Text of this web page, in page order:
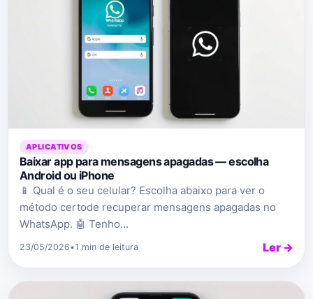
APLICATIVOS
Baixar app para mensagens apagadas — escolha
Android ou iPhone
📱 Qual é o seu celular? Escolha abaixo para ver o
método certode recuperar mensagens apagadas no
WhatsApp. 🤖 Tenho...
23/05/2026•1 min de leitura Ler →